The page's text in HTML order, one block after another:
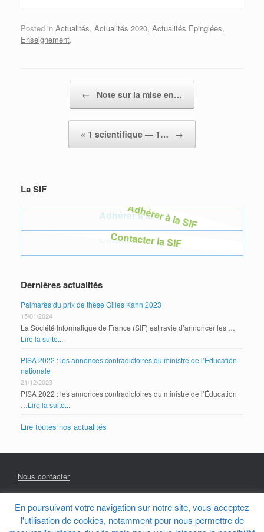
Posted in Actualités, Actualités 2020, Actualités Epinglées,
Enseignement.
← Note sur la mise en…
« 1 scientifique — 1… →
La SIF Adhérer à la SIF
Adhérer à la SIF
Contacter la SIF
Contacter la SIF
Dernières actualités
Palmarès du prix de thèse Gilles Kahn 2023
15/01/2024
La Société Informatique de France (SIF) est ravie d’annoncer les …
Lire la suite...
PISA 2022 : les annonces contradictoires du ministre de l’Éducation
nationale
21/12/2023
PISA 2022 : les annonces contradictoires du ministre de l’Éducation
…Lire la suite...
Lire toutes nos actualités
Nous contacter
Mentions Légales
En poursuivant votre navigation sur notre site, vous acceptez
l'utilisation de cookies, notamment pour nous permettre de